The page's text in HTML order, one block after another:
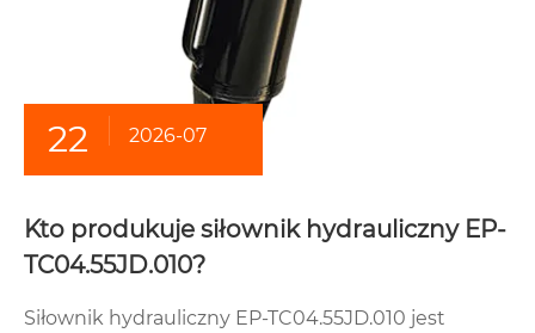
22 2026-07
Kto produkuje siłownik hydrauliczny EP-
TC04.55JD.010?
Siłownik hydrauliczny EP-TC04.55JD.010 jest